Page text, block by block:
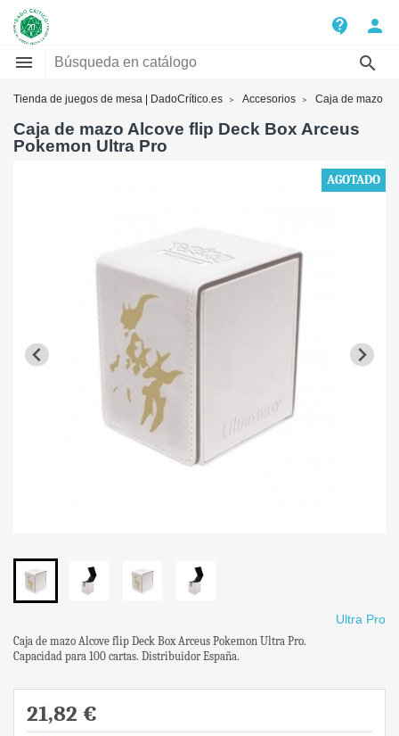
contact_support
person


Tienda de juegos de mesa | DadoCrítico.es Accesorios Caja de mazo
Caja de mazo Alcove flip Deck Box Arceus
Pokemon Ultra Pro
AGOTADO
Ultra Pro
Caja de mazo Alcove flip Deck Box Arceus Pokemon Ultra Pro.
Capacidad para 100 cartas. Distribuidor España.
21,82 €